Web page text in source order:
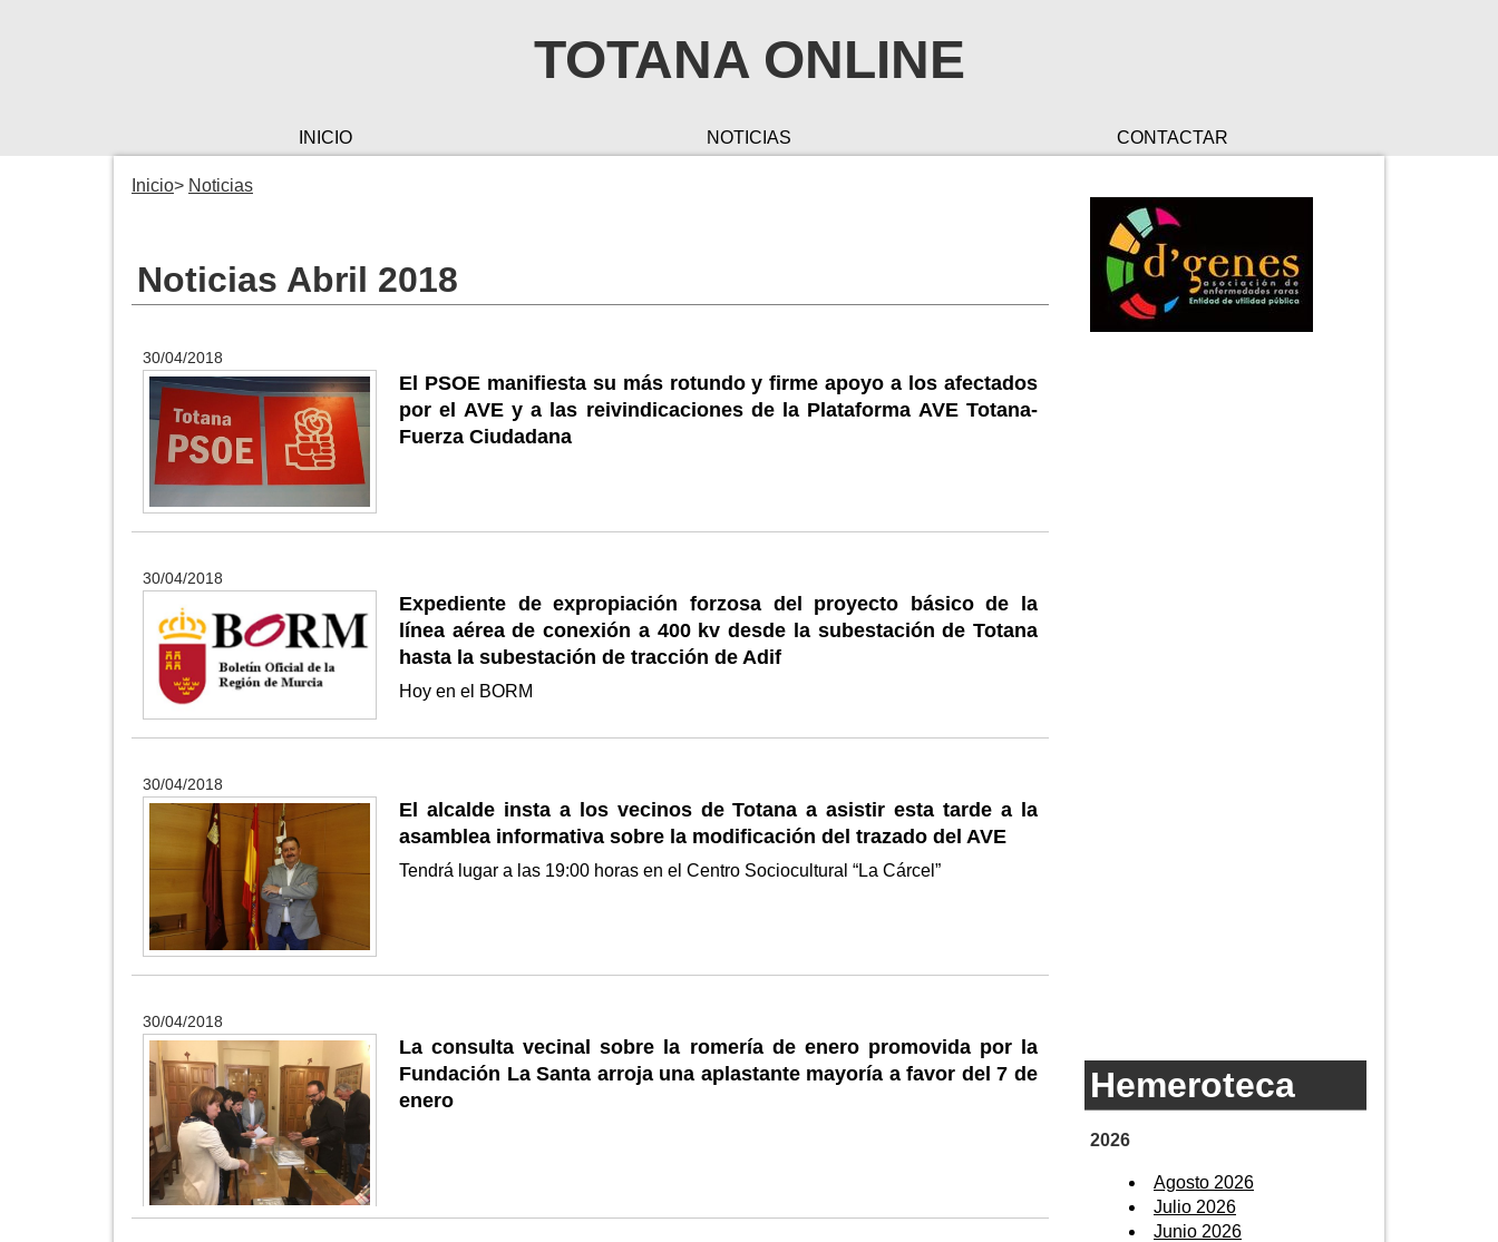
TOTANA ONLINE
INICIO NOTICIAS CONTACTAR
Inicio Noticias
Noticias Abril 2018
30/04/2018
El PSOE manifiesta su más rotundo y firme apoyo a los afectados
por el AVE y a las reivindicaciones de la Plataforma AVE Totana-
Fuerza Ciudadana
30/04/2018
Expediente de expropiación forzosa del proyecto básico de la
línea aérea de conexión a 400 kv desde la subestación de Totana
hasta la subestación de tracción de Adif
Hoy en el BORM
30/04/2018
El alcalde insta a los vecinos de Totana a asistir esta tarde a la
asamblea informativa sobre la modificación del trazado del AVE
Tendrá lugar a las 19:00 horas en el Centro Sociocultural “La Cárcel”
30/04/2018
La consulta vecinal sobre la romería de enero promovida por la
Fundación La Santa arroja una aplastante mayoría a favor del 7 de
enero
Hemeroteca
2026
Agosto 2026
Julio 2026
Junio 2026